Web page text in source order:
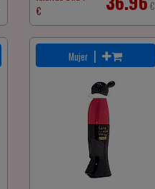
€
€
Mujer |